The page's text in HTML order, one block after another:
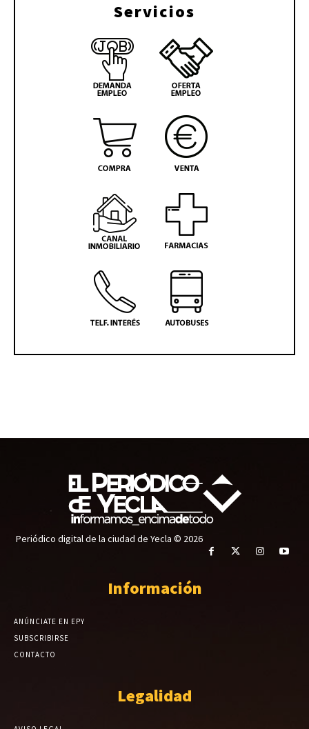
Servicios
Periódico digital de la ciudad de Yecla © 2026
Información
ANÚNCIATE EN EPY
SUBSCRIBIRSE
CONTACTO
Legalidad